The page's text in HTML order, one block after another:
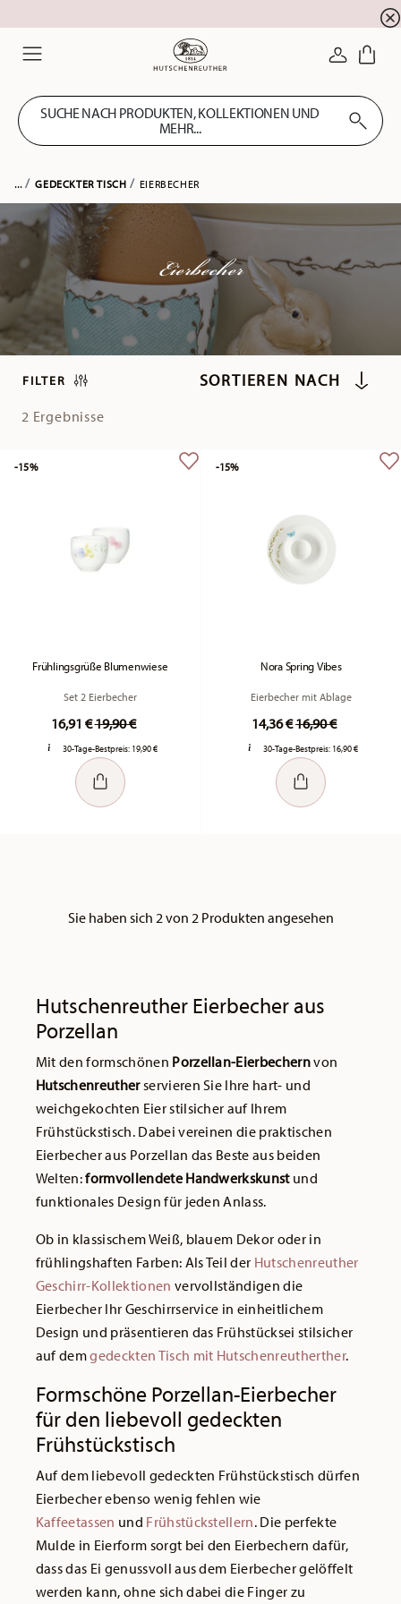
Summer SALE! Sichern Sie sich 5% EXTRA-
SUCHE NACH PRODUKTEN, KOLLEKTIONEN UND
MEHR...
... GEDECKTER TISCH EIERBECHER
Eierbecher
FILTER
2 Ergebnisse
Frühlingsgrüße Blumenwiese
Set 2 Eierbecher
16,91 €Price reduced from
19,90 €to
30-Tage-Bestpreis: 19,90 €
-15%
Nora Spring Vibes
Eierbecher mit Ablage
14,36 €Price reduced
16,90 €to
30-Tage-Bestpreis: 16,90 €
-15%
Sie haben sich 2 von 2 Produkten angesehen
Hutschenreuther Eierbecher aus
Porzellan
Mit den formschönen Porzellan-Eierbechernvon
Hutschenreutherservieren Sie Ihre hart- und
weichgekochten Eier stilsicher auf Ihrem
Frühstückstisch. Dabei vereinen die praktischen
Eierbecher aus Porzellan das Beste aus beiden
Welten:formvollendete Handwerkskunstund
funktionales Design für jeden Anlass.
Ob in klassischem Weiß, blauem Dekor oder in
frühlingshaften Farben: Als Teil der Hutschenreuther
Geschirr-Kollektionen vervollständigen die
Eierbecher Ihr Geschirrservice in einheitlichem
Design und präsentieren das Frühstücksei stilsicher
auf demgedeckten Tisch mit Hutschenreutherther.
Formschöne Porzellan-Eierbecher
für den liebevoll gedeckten
Frühstückstisch
Auf dem liebevoll gedeckten Frühstückstisch dürfen
Eierbecher ebenso wenig fehlen wie
Kaffeetassen und Frühstückstellern. Die perfekte
Mulde in Eierform sorgt bei den Eierbechern dafür,
dass das Ei genussvoll aus dem Eierbecher gelöffelt
werden kann, ohne sich dabei die Finger zu